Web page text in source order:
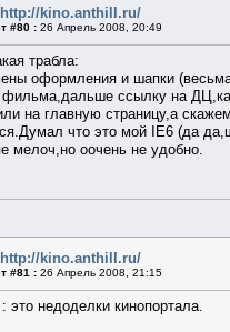
http://kino.anthill.ru/
#80 : 26 Апрель 2008, 20:49
трабла:
оформления и шапки
фильма,дальше ссылку на
на главную страницу,а
что это мой IE6 (да
мелоч,но оочень не удобно.
http://kino.anthill.ru/
#81 : 26 Апрель 2008, 21:15
: это недоделки кинопортала.